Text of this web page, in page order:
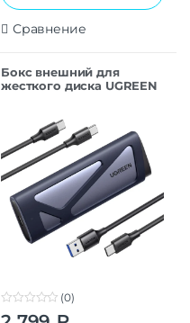
Сравнение
Бокс внешний для
жесткого диска UGREEN
Enclosure 10Gbps серый
0
(0)